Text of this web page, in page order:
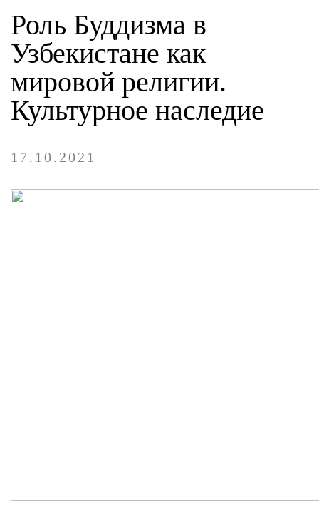
МУЛЬТИМЕДИА
ПУБЛИКАЦИИ
ОНЛАЙН - СЕРВИСЫ
Роль Буддизма в
Узбекистане как
мировой религии.
Культурное наследие
17.10.2021